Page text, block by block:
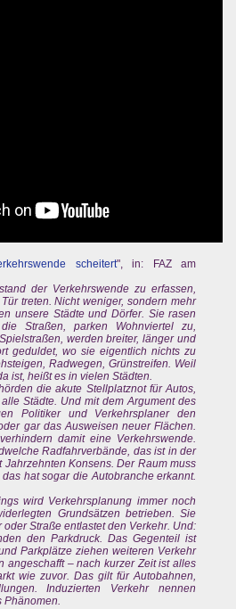
scheitert", in: FAZ am
der Verkehrswende zu erfassen,
treten. Nicht weniger, sondern mehr
unsere Städte und Dörfer. Sie rasen
Straßen, parken Wohnviertel zu,
werden breiter, länger und
geduldet, wo sie eigentlich nichts zu
Radwegen, Grünstreifen. Weil
ist, heißt es in vielen Städten.
die akute Stellplatznot für Autos,
Städte. Und mit dem Argument des
Politiker und Verkehrsplaner den
gar das Ausweisen neuer Flächen.
damit eine Verkehrswende.
Radfahrverbände, das ist in der
Jahrzehnten Konsens. Der Raum muss
hat sogar die Autobranche erkannt.
wird Verkehrsplanung immer noch
Grundsätzen betrieben. Sie
Straße entlastet den Verkehr. Und:
den Parkdruck. Das Gegenteil ist
Parkplätze ziehen weiteren Verkehr
angeschafft – nach kurzer Zeit ist alles
wie zuvor. Das gilt für Autobahnen,
Induzierten Verkehr nennen
Phänomen.